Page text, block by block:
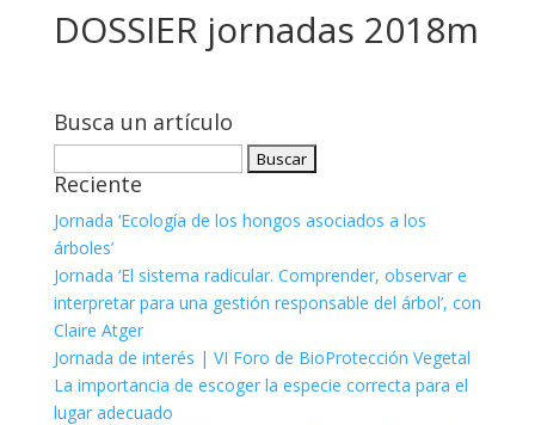
DOSSIER jornadas 2018m
Busca un artículo
Reciente
Jornada ‘Ecología de los hongos asociados a los
árboles’
Jornada ‘El sistema radicular. Comprender, observar e
interpretar para una gestión responsable del árbol’, con
Claire Atger
Jornada de interés | VI Foro de BioProtección Vegetal
La importancia de escoger la especie correcta para el
lugar adecuado